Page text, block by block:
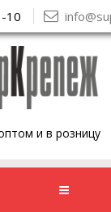
10
и в розницу